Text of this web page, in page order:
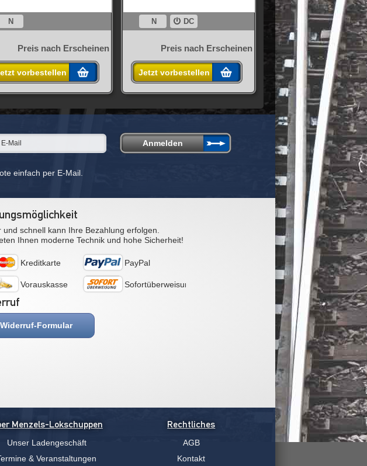
N
Preis nach Erscheinen
vorbestellen
N DC
Preis nach Erscheinen
Jetzt vorbestellen
einfach per E-Mail.
und schnell kann Ihre Bezahlung erfolgen.
Ihnen moderne Technik und hohe Sicherheit!
Kreditkarte PayPal
Vorauskasse Sofortüberweisung
Widerruf-Formular
Menzels-Lokschuppen
Unser Ladengeschäft
& Veranstaltungen
Rechtliches
AGB
Kontakt